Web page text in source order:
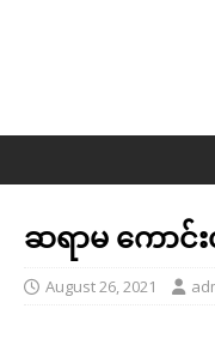
ဆရာမ ကောင်
August 26, 2021